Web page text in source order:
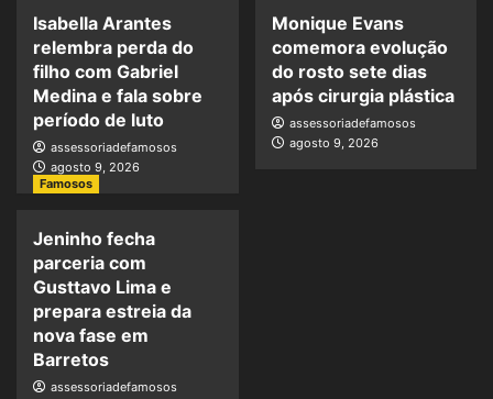
Isabella Arantes
relembra perda do
filho com Gabriel
Medina e fala sobre
período de luto
assessoriadefamosos
agosto 9, 2026
Monique Evans
comemora evolução
do rosto sete dias
após cirurgia plástica
assessoriadefamosos
agosto 9, 2026
Famosos
Jeninho fecha
parceria com
Gusttavo Lima e
prepara estreia da
nova fase em
Barretos
assessoriadefamosos